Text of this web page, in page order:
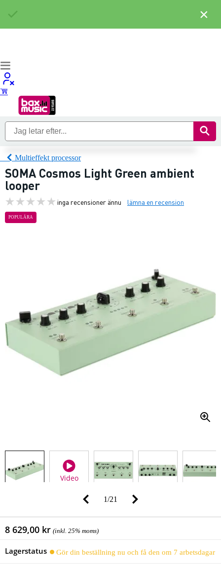
Multieffekt processor
SOMA Cosmos Light Green ambient
looper
inga recensioner ännu lämna en recension
POPULÄRA
Video
1/21
8 629,00 kr (inkl. 25% moms)
Lagerstatus Gör din beställning nu och få den om 7 arbetsdagar
×